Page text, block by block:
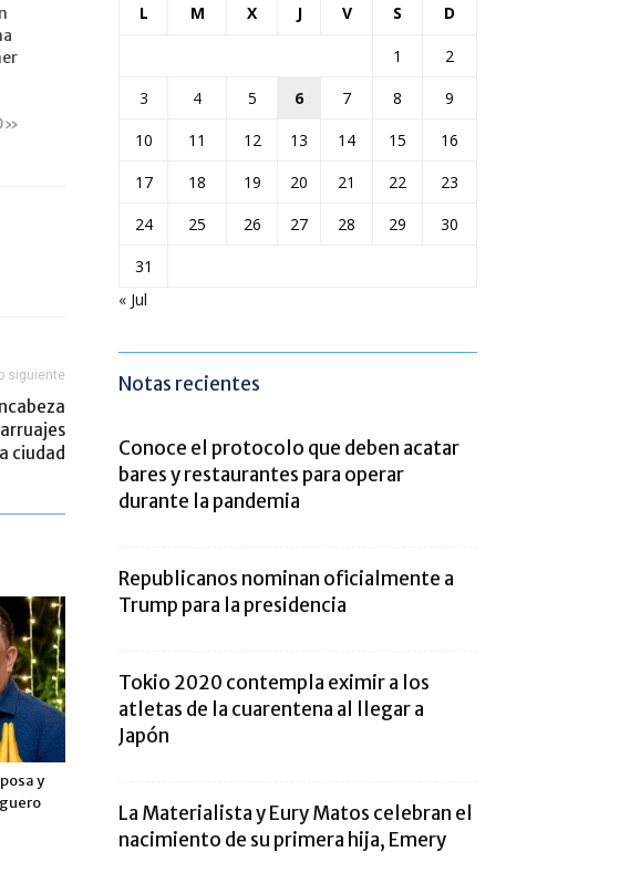
siguiente
ciudad
y
L M X J V S D
1
2
3
4 5 6 7 8
9
10
11 12 13 14 15
16
17
18 19 20 21 22
23
24
25 26 27 28 29
30
31
« Jul
Notas recientes
Conoce el protocolo que deben acatar
bares y restaurantes para operar
durante la pandemia
Republicanos nominan oficialmente a
Trump para la presidencia
Tokio 2020 contempla eximir a los
atletas de la cuarentena al llegar a
Japón
La Materialista y Eury Matos celebran el
nacimiento de su primera hija, Emery